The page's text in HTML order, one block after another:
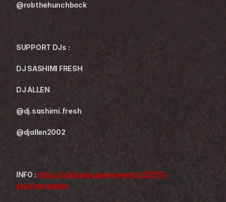
@robthehunchback
SUPPORT DJs :
DJ SASHIMI FRESH
DJ ALLEN
@dj.sashimi.fresh
@djallen2002
INFO : https://clubasia.jp/en/events/251117-
shuttamonday